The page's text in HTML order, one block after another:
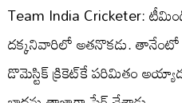
Team India Cricketer:
దక్కనివారిలో అతనొకడు. తానేంటో
డొమెస్టిక్ క్రికెట్​కే పరిమితం